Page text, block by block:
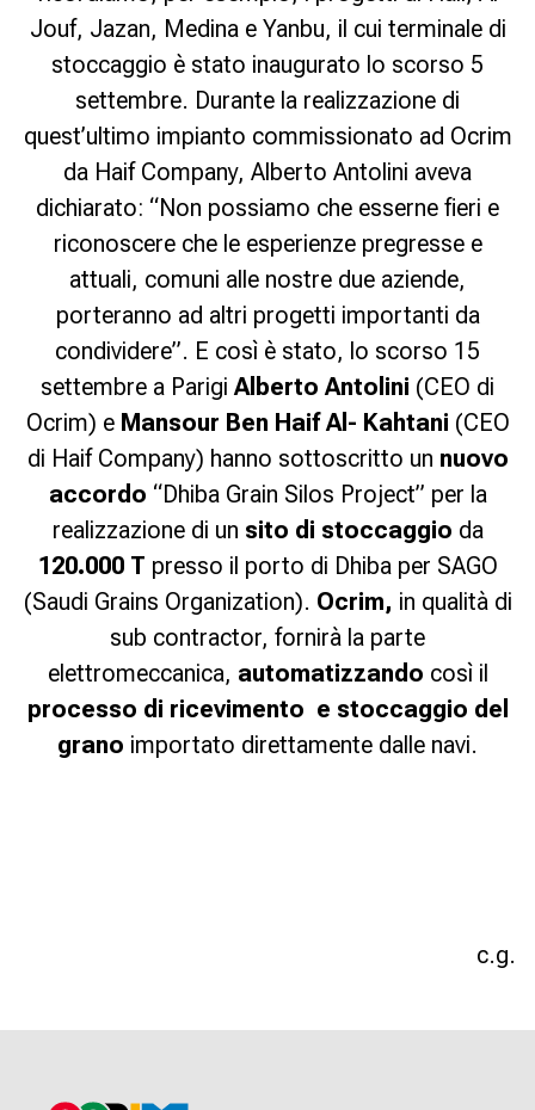
Jouf, Jazan, Medina e Yanbu, il cui terminale di
stoccaggio è stato inaugurato lo scorso 5
settembre. Durante la realizzazione di
quest’ultimo impianto commissionato ad Ocrim
da Haif Company, Alberto Antolini aveva
dichiarato: “Non possiamo che esserne fieri e
riconoscere che le esperienze pregresse e
attuali, comuni alle nostre due aziende,
porteranno ad altri progetti importanti da
condividere”. E così è stato, lo scorso 15
settembre a Parigi Alberto Antolini (CEO di
Ocrim) e Mansour Ben Haif Al- Kahtani (CEO
di Haif Company) hanno sottoscritto un nuovo
accordo “Dhiba Grain Silos Project” per la
realizzazione di un sito di stoccaggio da
120.000 T presso il porto di Dhiba per SAGO
(Saudi Grains Organization). Ocrim, in qualità di
sub contractor, fornirà la parte
elettromeccanica, automatizzando così il
processo di ricevimento e stoccaggio del
grano importato direttamente dalle navi.
c.g.